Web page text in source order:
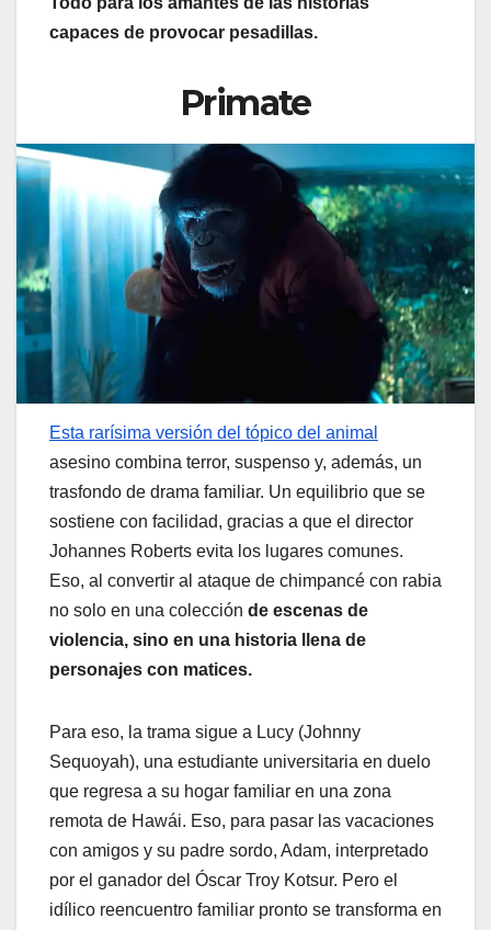
capaces de provocar pesadillas.
Primate
Esta rarísima versión del tópico del animal
asesino combina terror, suspenso y, además, un
trasfondo de drama familiar. Un equilibrio que se
sostiene con facilidad, gracias a que el director
Johannes Roberts evita los lugares comunes.
Eso, al convertir al ataque de chimpancé con rabia
no solo en una colección de escenas de
violencia, sino en una historia llena de
personajes con matices.
Para eso, la trama sigue a Lucy (Johnny
Sequoyah), una estudiante universitaria en duelo
que regresa a su hogar familiar en una zona
remota de Hawái. Eso, para pasar las vacaciones
con amigos y su padre sordo, Adam, interpretado
por el ganador del Óscar Troy Kotsur. Pero el
idílico reencuentro familiar pronto se transforma en